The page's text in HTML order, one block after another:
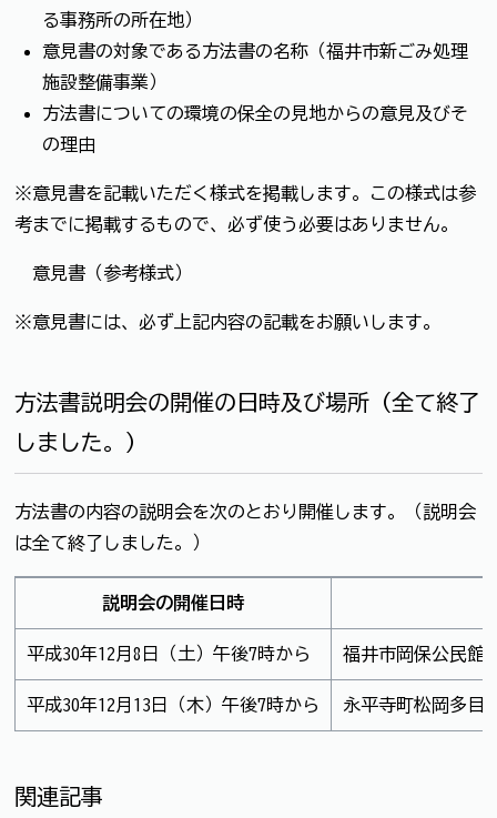
る事務所の所在地）
意見書の対象である方法書の名称（福井市新ごみ処理
施設整備事業）
方法書についての環境の保全の見地からの意見及びそ
の理由
※意見書を記載いただく様式を掲載します。この様式は参
考までに掲載するもので、必ず使う必要はありません。
意見書（参考様式）
※意見書には、必ず上記内容の記載をお願いします。
方法書説明会の開催の日時及び場所（全て終了
しました。）
方法書の内容の説明会を次のとおり開催します。（説明会
は全て終了しました。）
説明会の開催日時
平成30年12月8日（土）午後7時から 福井市岡保公民館
平成30年12月13日（木）午後7時から 永平寺町松岡多目
関連記事